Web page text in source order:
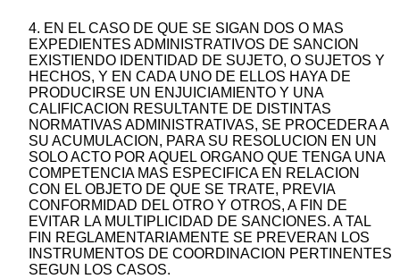
4. EN EL CASO DE QUE SE SIGAN DOS O MAS
EXPEDIENTES ADMINISTRATIVOS DE SANCION
EXISTIENDO IDENTIDAD DE SUJETO, O SUJETOS Y
HECHOS, Y EN CADA UNO DE ELLOS HAYA DE
PRODUCIRSE UN ENJUICIAMIENTO Y UNA
CALIFICACION RESULTANTE DE DISTINTAS
NORMATIVAS ADMINISTRATIVAS, SE PROCEDERA A
SU ACUMULACION, PARA SU RESOLUCION EN UN
SOLO ACTO POR AQUEL ORGANO QUE TENGA UNA
COMPETENCIA MAS ESPECIFICA EN RELACION
CON EL OBJETO DE QUE SE TRATE, PREVIA
CONFORMIDAD DEL OTRO Y OTROS, A FIN DE
EVITAR LA MULTIPLICIDAD DE SANCIONES. A TAL
FIN REGLAMENTARIAMENTE SE PREVERAN LOS
INSTRUMENTOS DE COORDINACION PERTINENTES
SEGUN LOS CASOS.